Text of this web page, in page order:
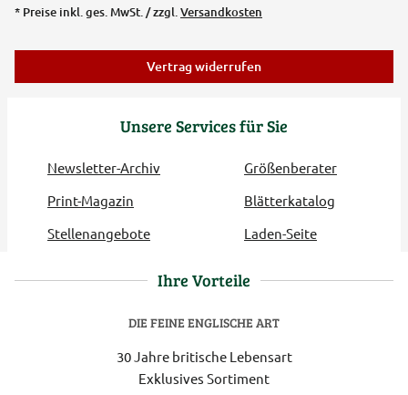
Unsere Services für Sie
Newsletter-Archiv
Größenberater
Print-Magazin
Blätterkatalog
Stellenangebote
Laden-Seite
* Preise inkl. ges. MwSt. / zzgl. Versandkosten
Vertrag widerrufen
Ihre Vorteile
DIE FEINE ENGLISCHE ART
30 Jahre britische Lebensart
Exklusives Sortiment